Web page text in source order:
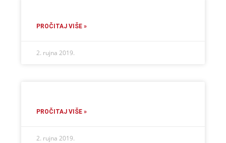
PROČITAJ VIŠE »
2. rujna 2019.
PROČITAJ VIŠE »
2. rujna 2019.